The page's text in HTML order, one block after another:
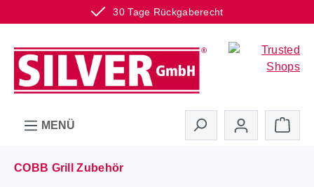
30 Tage Rückgaberecht
Zum Hauptinhalt springen
MENÜ
COBB Grill Zubehör